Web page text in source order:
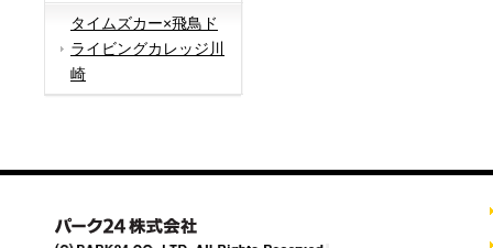
タイムズカー×飛鳥ド
ライビングカレッジ川
崎